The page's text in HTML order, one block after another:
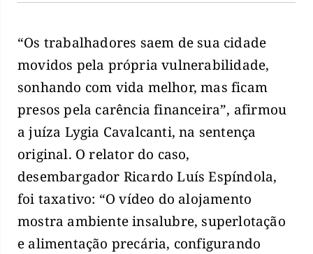
“Os trabalhadores saem de sua cidade
movidos pela própria vulnerabilidade,
sonhando com vida melhor, mas ficam
presos pela carência financeira”, afirmou
a juíza Lygia Cavalcanti, na sentença
original. O relator do caso,
desembargador Ricardo Luís Espíndola,
foi taxativo: “O vídeo do alojamento
mostra ambiente insalubre, superlotação
e alimentação precária, configurando